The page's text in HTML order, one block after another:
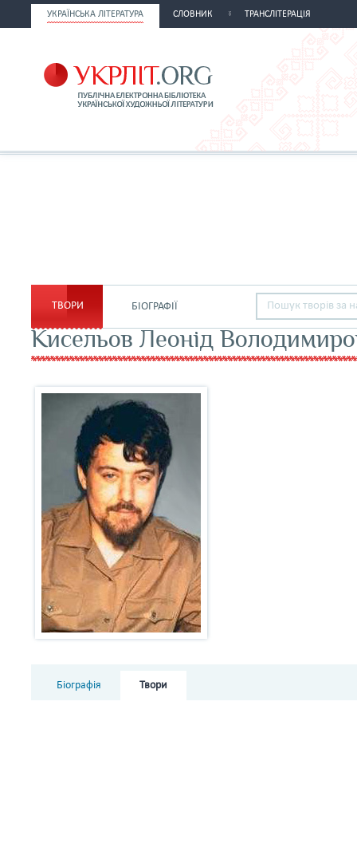
УКРАЇНСЬКА ЛІТЕРАТУРА СЛОВНИК ТРАНСЛІТЕРАЦІЯ
ТВОРИ БІОГРАФІЇ
Кисельов Леонід
Біографія Твори